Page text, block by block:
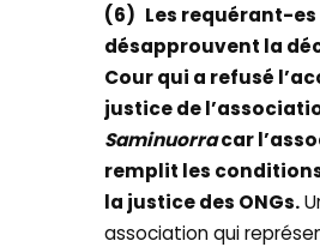
(6) Les requérant-es
désapprouvent la
Cour qui a refusé
justice de
Saminuorracar
remplit les
la justice des ONGs.
association qui